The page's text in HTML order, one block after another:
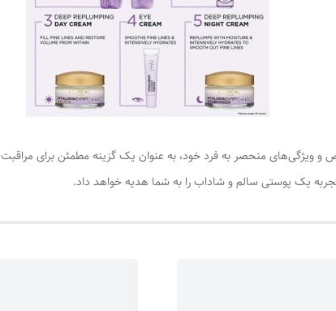
و ویژگی‌های منحصر به فرد خود، به عنوان یک گزینه مطمئن برای
یک پوستی سالم و شاداب را به شما هدیه خواهد داد.